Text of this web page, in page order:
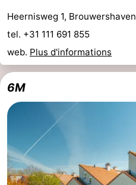
Heernisweg 1, Brouwershaven
tel. +31 111 691 855
web. Plus d'informations
6M